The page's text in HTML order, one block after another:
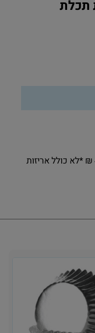
חינם עד הבית בקניה מעל 450 ₪ *לא כולל אריזות